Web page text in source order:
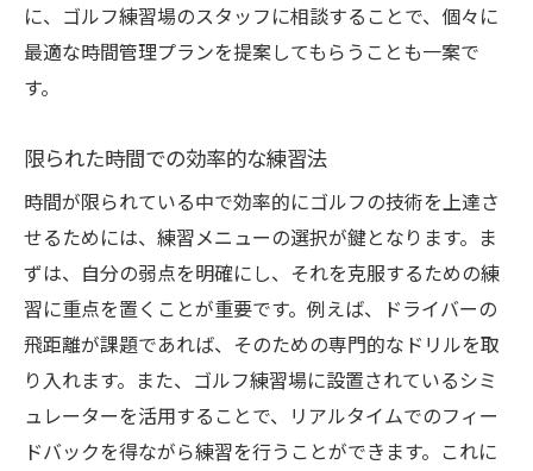
に、ゴルフ練習場のスタッフに相談することで、個々に
最適な時間管理プランを提案してもらうことも一案で
す。
限られた時間での効率的な練習法
時間が限られている中で効率的にゴルフの技術を上達さ
せるためには、練習メニューの選択が鍵となります。ま
ずは、自分の弱点を明確にし、それを克服するための練
習に重点を置くことが重要です。例えば、ドライバーの
飛距離が課題であれば、そのための専門的なドリルを取
り入れます。また、ゴルフ練習場に設置されているシミ
ュレーターを活用することで、リアルタイムでのフィー
ドバックを得ながら練習を行うことができます。これに